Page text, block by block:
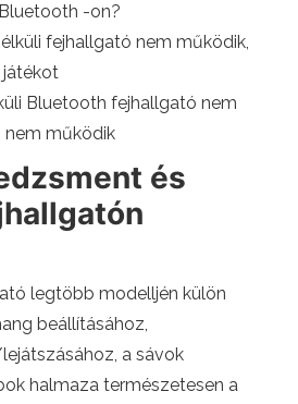
-on?
fejhallgató nem működik,
játékot
Bluetooth fejhallgató nem
nem működik
és
legtöbb modelljén külön
beállításához,
a sávok
halmaza természetesen a